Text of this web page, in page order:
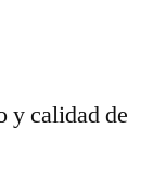
y calidad de